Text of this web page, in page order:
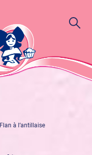
Flan à l’antillaise